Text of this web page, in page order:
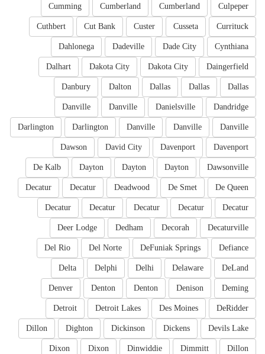
Culpeper
Cumberland
Cumberland
Cumming
Currituck
Cusseta
Custer
Cut Bank
Cuthbert
Cynthiana
Dade City
Dadeville
Dahlonega
Daingerfield
Dakota City
Dakota City
Dalhart
Dallas
Dallas
Dallas
Dalton
Danbury
Dandridge
Danielsville
Danville
Danville
Danville
Danville
Danville
Darlington
Darlington
Davenport
Davenport
David City
Dawson
Dawsonville
Dayton
Dayton
Dayton
De Kalb
De Queen
De Smet
Deadwood
Decatur
Decatur
Decatur
Decatur
Decatur
Decatur
Decatur
Decaturville
Decorah
Dedham
Deer Lodge
Defiance
DeFuniak Springs
Del Norte
Del Rio
DeLand
Delaware
Delhi
Delphi
Delta
Deming
Denison
Denton
Denton
Denver
DeRidder
Des Moines
Detroit Lakes
Detroit
Devils Lake
Dickens
Dickinson
Dighton
Dillon
Dillon
Dimmitt
Dinwiddie
Dixon
Dixon